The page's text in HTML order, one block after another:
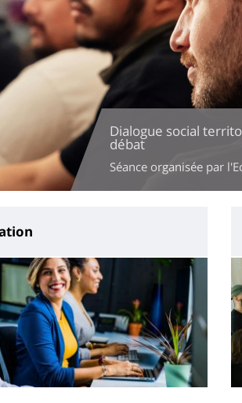
Dialogue social
débat
Séance organisée par